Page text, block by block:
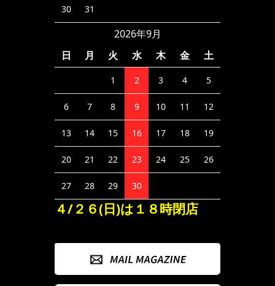
30 31
2026年9月
日
月 火 水 木 金 土
1 2 3 4 5
6 7 8 9 10 11 12
13 14 15 16 17 18 19
20 21 22 23 24 25 26
27 28 29 30
４/２６(日)は１８時閉店